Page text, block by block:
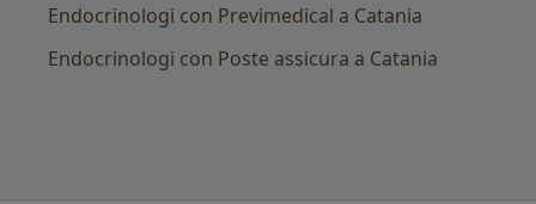
Endocrinologi con Previmedical a Catania
Endocrinologi con Poste assicura a Catania